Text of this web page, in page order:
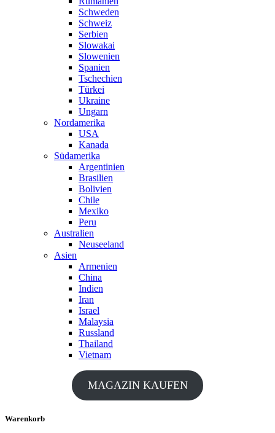
Schweden
Schweiz
Serbien
Slowakai
Slowenien
Spanien
Tschechien
Türkei
Ukraine
Ungarn
Nordamerika
USA
Kanada
Südamerika
Argentinien
Brasilien
Bolivien
Chile
Mexiko
Peru
Australien
Neuseeland
Asien
Armenien
China
Indien
Iran
Israel
Malaysia
Russland
Thailand
Vietnam
MAGAZIN KAUFEN
Warenkorb